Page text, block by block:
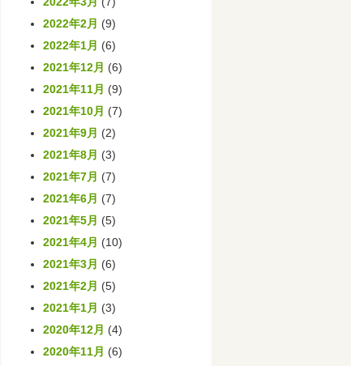
2022年2月 (9)
2022年1月 (6)
2021年12月 (6)
2021年11月 (9)
2021年10月 (7)
2021年9月 (2)
2021年8月 (3)
2021年7月 (7)
2021年6月 (7)
2021年5月 (5)
2021年4月 (10)
2021年3月 (6)
2021年2月 (5)
2021年1月 (3)
2020年12月 (4)
2020年11月 (6)